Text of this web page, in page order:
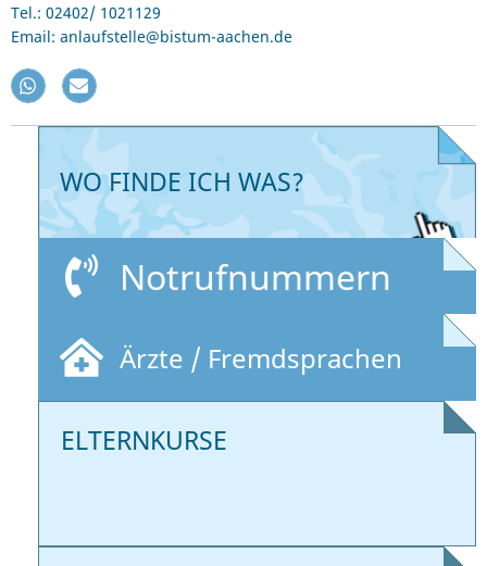
Tel.: 02402/ 1021129
Email: anlaufstelle@bistum-aachen.de
WO FINDE ICH WAS?
Notrufnummern
Ärzte / Fremdsprachen
ELTERNKURSE